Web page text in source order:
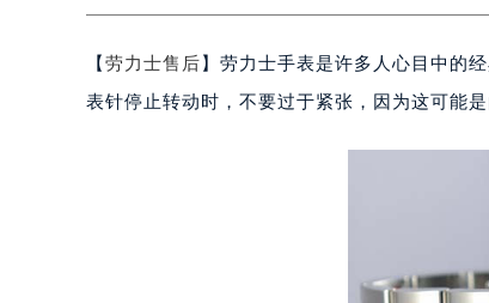
【 劳力士售后 】劳力士手表是许多人心目中的
表针停止转动时，不要过于紧张，因为这可能